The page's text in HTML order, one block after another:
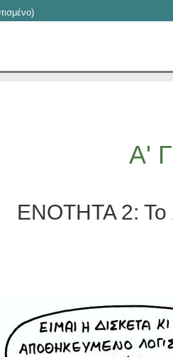
Α'
ΕΝΟΤΗΤΑ 2: Το